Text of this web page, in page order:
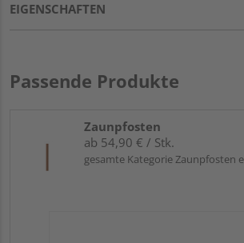
EIGENSCHAFTEN
Passende Produkte
Zaunpfosten
ab 54,90 € / Stk.
gesamte Kategorie Zaunpfosten